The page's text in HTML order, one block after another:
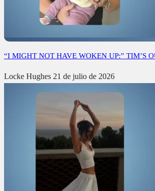
“I MIGHT NOT HAVE WOKEN UP:” TIM’S
Locke Hughes 21 de julio de 2026